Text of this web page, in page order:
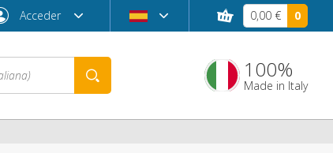
Acceder 0,00 € 0
100%
Made in Italy